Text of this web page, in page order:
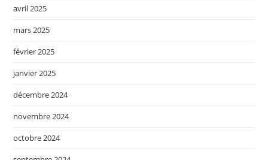
avril 2025
mars 2025
février 2025
janvier 2025
décembre 2024
novembre 2024
octobre 2024